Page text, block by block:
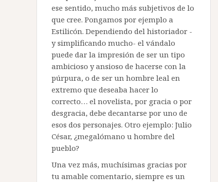
ese sentido, mucho más subjetivos de lo
que cree. Pongamos por ejemplo a
Estilicón. Dependiendo del historiador -
y simplificando mucho- el vándalo
puede dar la impresión de ser un tipo
ambicioso y ansioso de hacerse con la
púrpura, o de ser un hombre leal en
extremo que deseaba hacer lo
correcto… el novelista, por gracia o por
desgracia, debe decantarse por uno de
esos dos personajes. Otro ejemplo: Julio
César, ¿megalómano u hombre del
pueblo?
Una vez más, muchísimas gracias por
tu amable comentario, siempre es un